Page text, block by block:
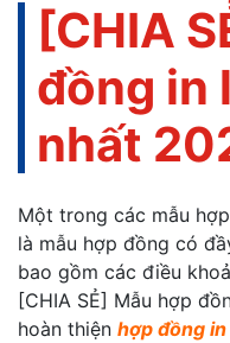
[CHIA
đồng in
nhất
Một trong các mẫu
là mẫu hợp đồng có
bao gồm các điều
[CHIA SẺ] Mẫu hợp
hoàn thiện hợp đồng